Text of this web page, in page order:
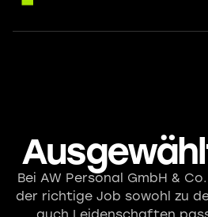
Bei AW Personal GmbH &
der richtige Job sowohl zu
auch Leidenschaften